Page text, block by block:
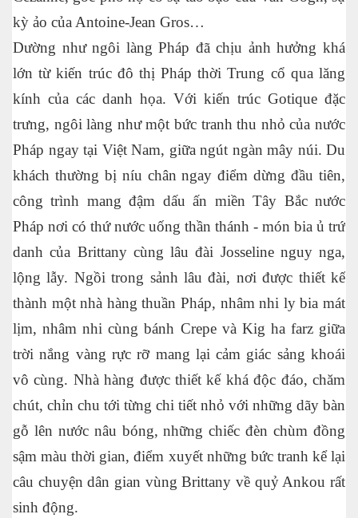
kỳ ảo của Antoine-Jean Gros…
Dường như ngôi làng Pháp đã chịu ảnh hưởng khá
lớn từ kiến trúc đô thị Pháp thời Trung cổ qua lăng
kính của các danh họa. Với kiến trúc Gotique đặc
trưng, ngôi làng như một bức tranh thu nhỏ của nước
Pháp ngay tại Việt Nam, giữa ngút ngàn mây núi. Du
khách thường bị níu chân ngay điểm dừng đầu tiên,
công trình mang đậm dấu ấn miền Tây Bắc nước
Pháp nơi có thứ nước uống thần thánh - món bia ủ trứ
danh của Brittany cùng lâu đài Josseline nguy nga,
lộng lẫy. Ngồi trong sảnh lâu đài, nơi được thiết kế
thành một nhà hàng thuần Pháp, nhâm nhi ly bia mát
lịm, nhâm nhi cùng bánh Crepe và Kig ha farz giữa
trời nắng vàng rực rỡ mang lại cảm giác sảng khoái
vô cùng. Nhà hàng được thiết kế khá độc đáo, chăm
chút, chỉn chu tới từng chi tiết nhỏ với những dãy bàn
gỗ lên nước nâu bóng, những chiếc đèn chùm đồng
sậm màu thời gian, điểm xuyết những bức tranh kể lại
câu chuyện dân gian vùng Brittany về quỷ Ankou rất
sinh động.